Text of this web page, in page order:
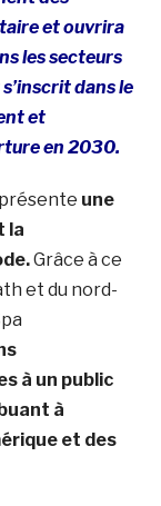
et ouvrira
les secteurs
dans le
et
en 2030.
une
la
Grâce à ce
et du nord-
à un public
à
et des